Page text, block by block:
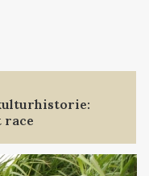
race